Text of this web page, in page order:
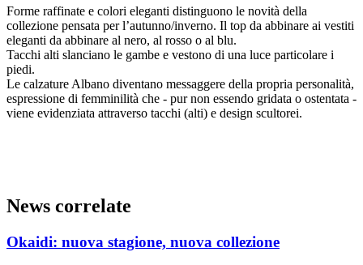
Forme raffinate e colori eleganti distinguono le novità della
collezione pensata per l’autunno/inverno. Il top da abbinare ai vestiti
eleganti da abbinare al nero, al rosso o al blu.
Tacchi alti slanciano le gambe e vestono di una luce particolare i
piedi.
Le calzature Albano diventano messaggere della propria personalità,
espressione di femminilità che - pur non essendo gridata o ostentata -
viene evidenziata attraverso tacchi (alti) e design scultorei.
News correlate
Okaidi: nuova stagione, nuova collezione